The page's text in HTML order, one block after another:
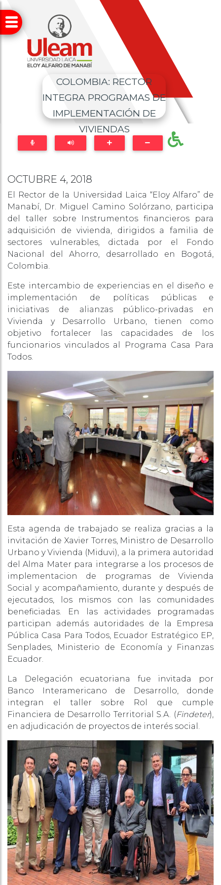
COLOMBIA: RECTOR
INTEGRA PROGRAMAS DE
IMPLEMENTACIÓN DE
VIVIENDAS
OCTUBRE 4, 2018
El Rector de la Universidad Laica “Eloy Alfaro” de
Manabí, Dr. Miguel Camino Solórzano, participa
del taller sobre Instrumentos financieros para
adquisición de vivienda, dirigidos a familia de
sectores vulnerables, dictada por el Fondo
Nacional del Ahorro, desarrollado en Bogotá,
Colombia.
Este intercambio de experiencias en el diseño e
implementación de políticas públicas e
iniciativas de alianzas público-privadas en
Vivienda y Desarrollo Urbano, tienen como
objetivo fortalecer las capacidades de los
funcionarios vinculados al Programa Casa Para
Todos.
Esta agenda de trabajado se realiza gracias a la
invitación de Xavier Torres, Ministro de Desarrollo
Urbano y Vivienda (Miduvi), a la primera autoridad
del Alma Mater para integrarse a los procesos de
implementacion de programas de Vivienda
Social y acompañamiento, durante y después de
ejecutados, los mismos con las comunidades
beneficiadas. En las actividades programadas
participan además autoridades de la Empresa
Pública Casa Para Todos, Ecuador Estratégico EP,
Senplades, Ministerio de Economía y Finanzas
Ecuador.
La Delegación ecuatoriana fue invitada por
Banco Interamericano de Desarrollo, donde
integran el taller sobre Rol que cumple
Financiera de Desarrollo Territorial S.A. (Findeter),
en adjudicación de proyectos de interés social.